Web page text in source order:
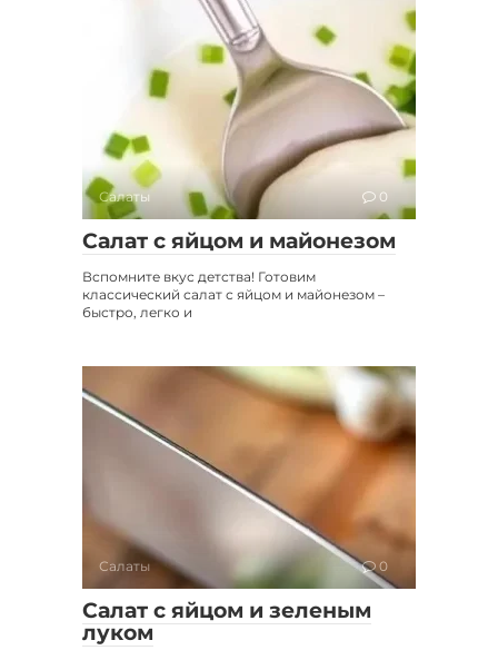
Салаты 0
Салат с яйцом и майонезом
Вспомните вкус детства! Готовим
классический салат с яйцом и майонезом –
быстро, легко и
Салаты 0
Салат с яйцом и зеленым
луком